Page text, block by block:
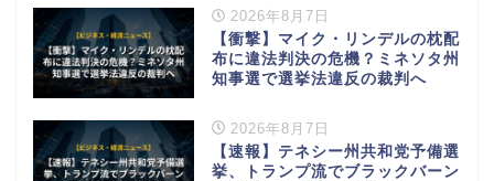
2026年8月7日
【衝撃】マイク・リンデルの枕配
布に違法判決の危機？ミネソタ州
知事選で選挙法違反の裁判へ
2026年8月7日
【速報】テネシー州共和党予備選
挙、トランプ流でブラックバーン